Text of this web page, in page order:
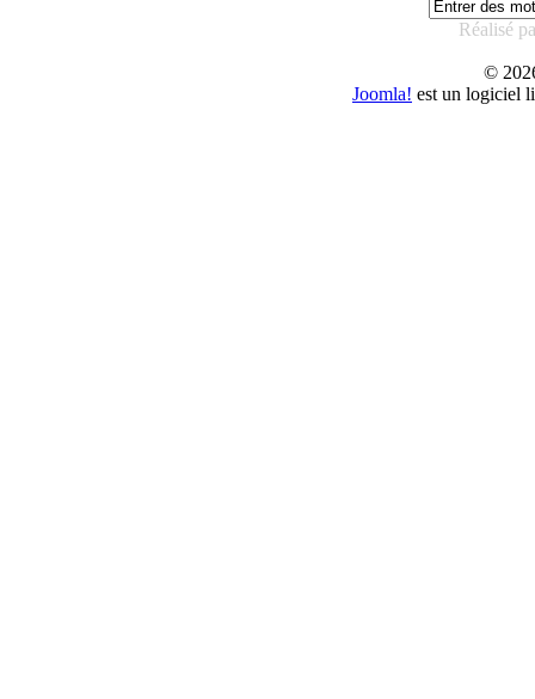
Réalisé
©
Joomla! est un logiciel